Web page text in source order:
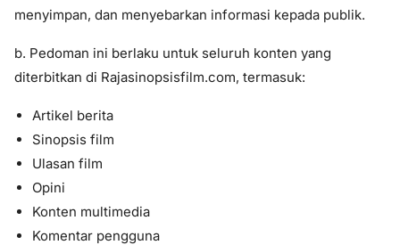
menyimpan, dan menyebarkan informasi kepada publik.
b. Pedoman ini berlaku untuk seluruh konten yang
diterbitkan di Rajasinopsisfilm.com, termasuk:
Artikel berita
Sinopsis film
Ulasan film
Opini
Konten multimedia
Komentar pengguna